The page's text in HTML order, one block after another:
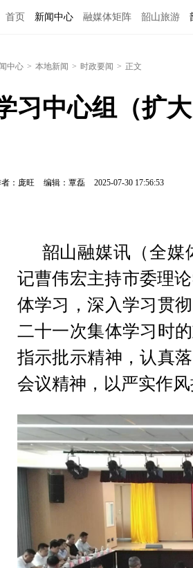
首页 新闻中心 融媒体矩阵 韶山旅游
中心 > 本地新闻 > 时政要闻 > 正文
习中心组（扩
：庞旺 编辑：覃磊 2025-07-30 17:56:53
韶山融媒讯（全媒
记曹伟宏主持市委理
体学习，深入学习贯
二十一次集体学习时
指示批示精神，认真
会议精神，以严实作